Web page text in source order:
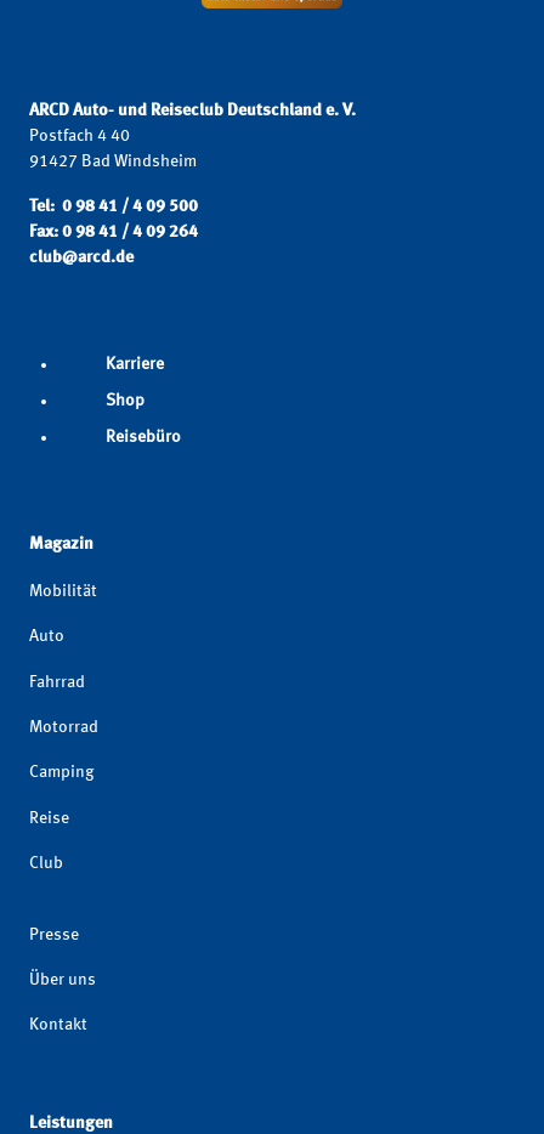
ARCD Auto- und Reiseclub Deutschland e. V.
Postfach 4 40
91427 Bad Windsheim
Tel: 0 98 41 / 4 09 500
Fax: 0 98 41 / 4 09 264
club@arcd.de
Karriere
Shop
Reisebüro
Magazin
Mobilität
Auto
Fahrrad
Motorrad
Camping
Reise
Club
Presse
Über uns
Kontakt
Leistungen